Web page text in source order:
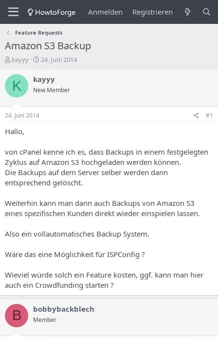
Anmelden Registrieren
Feature Requests
Amazon S3 Backup
E
s
e
e
r
s
T
h
e
a
s
kayyy
E
s
t
e
d
a
t
u
24. Juni 2014
K kayyy
New Member
24. Juni 2014 #1
Hallo,
von cPanel kenne ich es, dass Backups in einem festgelegten
Zyklus auf Amazon S3 hochgeladen werden können.
Die Backups auf dem Server selber werden dann
entsprechend gelöscht.
Weiterhin kann man dann auch Backups von Amazon S3
eines spezifischen Kunden direkt wieder einspielen lassen.
Also ein vollautomatisches Backup System.
Wäre das eine Möglichkeit für ISPConfig ?
Wieviel würde solch ein Feature kosten, ggf. kann man hier
auch ein Crowdfunding starten ?
B bobbybackblech
Member